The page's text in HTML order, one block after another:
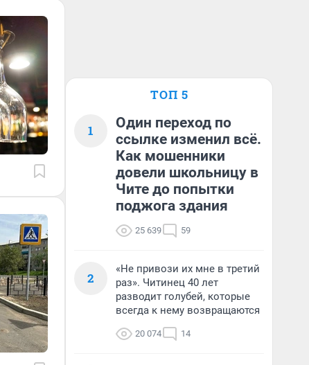
ТОП 5
1
Один переход по
ссылке изменил всё.
Как мошенники
довели школьницу в
Чите до попытки
поджога здания
25 639 59
2
«Не привози их мне в третий
раз». Читинец 40 лет
разводит голубей, которые
всегда к нему возвращаются
20 074 14